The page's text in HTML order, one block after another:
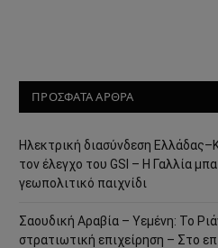
ΠΡΟΣΦΑΤΑ ΑΡΘΡΑ
Ηλεκτρική διασύνδεση
τον έλεγχο του GSI – Η Γαλλία
γεωπολιτικό παιχνίδι
Σαουδική Αραβία – Υεμένη: Το
στρατιωτική επιχείρηση – Στο